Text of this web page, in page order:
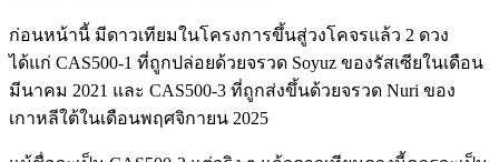
ก่อนหน้านี้ มีดาวเทียมในโครงการขึ้นสู่วงโคจรแล้ว 2 ดวง
ได้แก่ CAS500-1 ที่ถูกปล่อยด้วยจรวด Soyuz ของรัสเซียในเดือน
มีนาคม 2021 และ CAS500-3 ที่ถูกส่งขึ้นด้วยจรวด Nuri ของ
เกาหลีใต้ในเดือนพฤศจิกายน 2025